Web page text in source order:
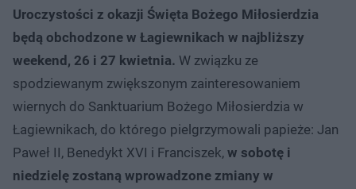
Uroczystości z okazji Święta Bożego Miłosierdzia
będą obchodzone w Łagiewnikach w najbliższy
weekend, 26 i 27 kwietnia. W związku ze
spodziewanym zwiększonym zainteresowaniem
wiernych do Sanktuarium Bożego Miłosierdzia w
Łagiewnikach, do którego pielgrzymowali papieże: Jan
Paweł II, Benedykt XVI i Franciszek, w sobotę i
niedzielę zostaną wprowadzone zmiany w